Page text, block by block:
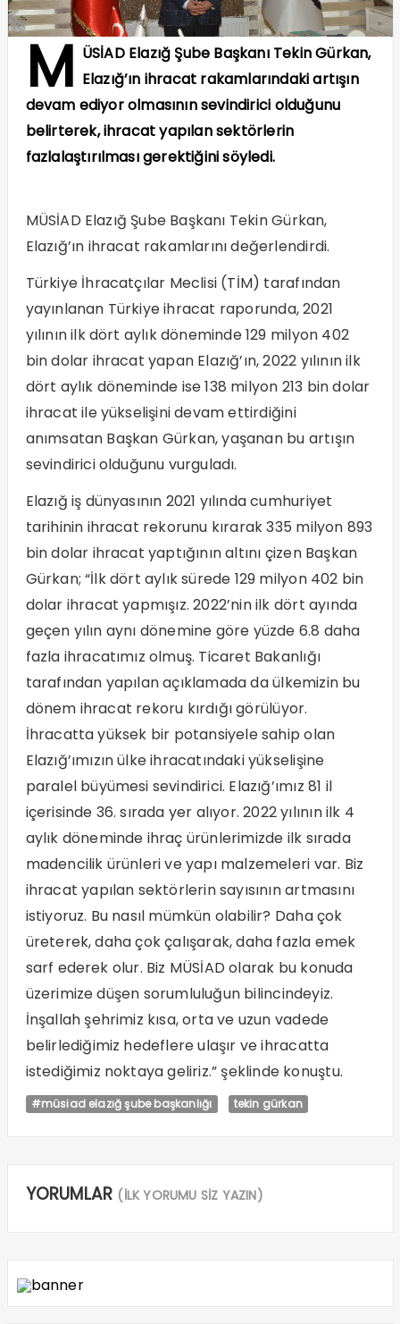
M ÜSİAD Elazığ Şube Başkanı Tekin Gürkan,
Elazığ’ın ihracat rakamlarındaki artışın
devam ediyor olmasının sevindirici olduğunu
belirterek, ihracat yapılan sektörlerin
fazlalaştırılması gerektiğini söyledi.
MÜSİAD Elazığ Şube Başkanı Tekin Gürkan,
Elazığ’ın ihracat rakamlarını değerlendirdi.
Türkiye İhracatçılar Meclisi (TİM) tarafından
yayınlanan Türkiye ihracat raporunda, 2021
yılının ilk dört aylık döneminde 129 milyon 402
bin dolar ihracat yapan Elazığ’ın, 2022 yılının ilk
dört aylık döneminde ise 138 milyon 213 bin dolar
ihracat ile yükselişini devam ettirdiğini
anımsatan Başkan Gürkan, yaşanan bu artışın
sevindirici olduğunu vurguladı.
Elazığ iş dünyasının 2021 yılında cumhuriyet
tarihinin ihracat rekorunu kırarak 335 milyon 893
bin dolar ihracat yaptığının altını çizen Başkan
Gürkan; “İlk dört aylık sürede 129 milyon 402 bin
dolar ihracat yapmışız. 2022’nin ilk dört ayında
geçen yılın aynı dönemine göre yüzde 6.8 daha
fazla ihracatımız olmuş. Ticaret Bakanlığı
tarafından yapılan açıklamada da ülkemizin bu
dönem ihracat rekoru kırdığı görülüyor.
İhracatta yüksek bir potansiyele sahip olan
Elazığ’ımızın ülke ihracatındaki yükselişine
paralel büyümesi sevindirici. Elazığ’ımız 81 il
içerisinde 36. sırada yer alıyor. 2022 yılının ilk 4
aylık döneminde ihraç ürünlerimizde ilk sırada
madencilik ürünleri ve yapı malzemeleri var. Biz
ihracat yapılan sektörlerin sayısının artmasını
istiyoruz. Bu nasıl mümkün olabilir? Daha çok
üreterek, daha çok çalışarak, daha fazla emek
sarf ederek olur. Biz MÜSİAD olarak bu konuda
üzerimize düşen sorumluluğun bilincindeyiz.
İnşallah şehrimiz kısa, orta ve uzun vadede
belirlediğimiz hedeflere ulaşır ve ihracatta
istediğimiz noktaya geliriz.” şeklinde konuştu.
#müsiad elazığ şube başkanlığı tekin gürkan
YORUMLAR (İLK YORUMU SİZ YAZIN)